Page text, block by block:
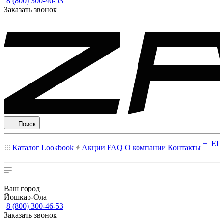
Заказать звонок
Поиск
Каталог Lookbook Акции FAQ О компании Контакты +
Ваш город
Йошкар-Ола
8 (800) 300-46-53
Заказать звонок